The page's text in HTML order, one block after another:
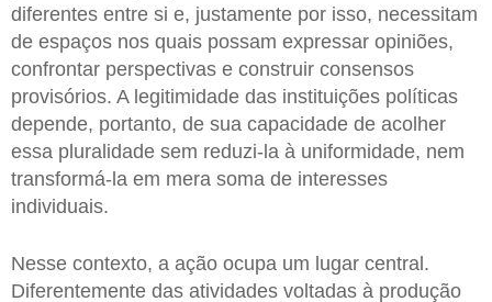
diferentes entre si e, justamente por isso, necessitam
de espaços nos quais possam expressar opiniões,
confrontar perspectivas e construir consensos
provisórios. A legitimidade das instituições políticas
depende, portanto, de sua capacidade de acolher
essa pluralidade sem reduzi-la à uniformidade, nem
transformá-la em mera soma de interesses
individuais.
Nesse contexto, a ação ocupa um lugar central.
Diferentemente das atividades voltadas à produção